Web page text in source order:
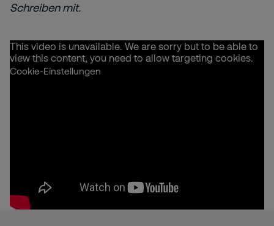
Schreiben mit.
This video is unavailable. We are sorry but to be able to
view this content, you need to allow targeting cookies.
Cookie-Einstellungen